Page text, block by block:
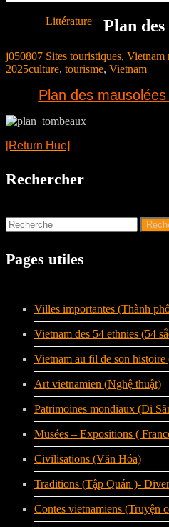
Littérature Plan des
j050807 Sites touristiques, Vietnam
2025culture, tourisme, Vietnam
Plan des
[Return Hue]
Rechercher
Pages utiles
Villes importantes (Thành
Vietnam des 54 ethnies (54
Vietnam au fil de son
Art vietnamien (Nghệ thuật)
Patrimoines mondiaux (Di
Musées – Expositions (
Civilisations (Văn Hóa)
Traditions (Tập Quán )-
Contes vietnamiens (Truyện